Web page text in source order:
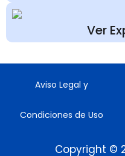
Ver
Aviso Legal y
Condiciones de Uso
Copyright ©